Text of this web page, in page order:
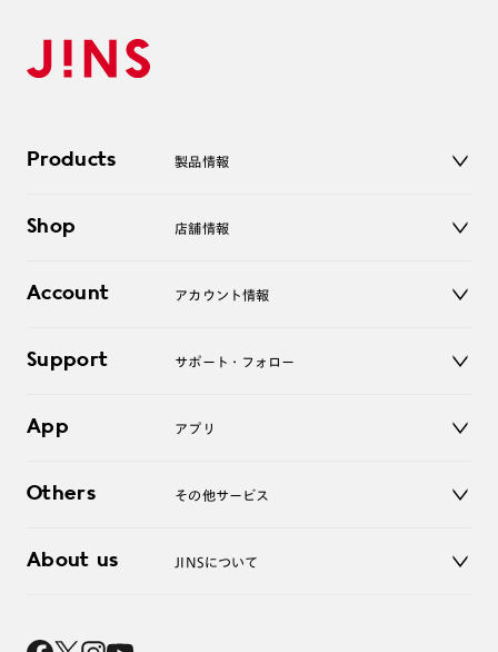
Products 製品情報
サングラス
コンタクトレンズ
アクセサリー
Shop 店舗情報
オンラインショップ
Account アカウント情報
ログアウト
Support サポート・フォロー
よくあるご質問
お問い合わせ
App アプリ
Others その他サービス
レンズ交換
About us JINSについて